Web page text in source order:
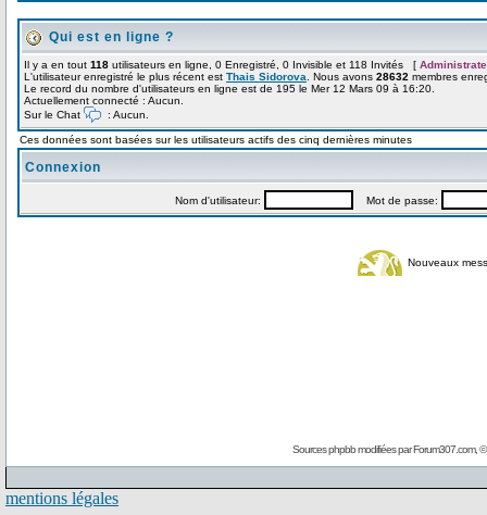
Qui est en ligne ?
Il y a en tout 118 utilisateurs en ligne, 0 Enregistré, 0 Invisible et 118 Invités [
L'utilisateur enregistré le plus récent est Thais Sidorova . Nous avons 28632 membres
Le record du nombre d'utilisateurs en ligne est de 195 le Mer 12 Mars 09 à 16:20.
Actuellement connecté : Aucun.
Sur le Chat
: Aucun.
Ces données sont basées sur les utilisateurs actifs des cinq dernières minutes
Connexion
Nom d'utilisateur: Mot de passe:
Nouveaux
Sources phpbb modifiées parForum307.com, ©
mentions légales